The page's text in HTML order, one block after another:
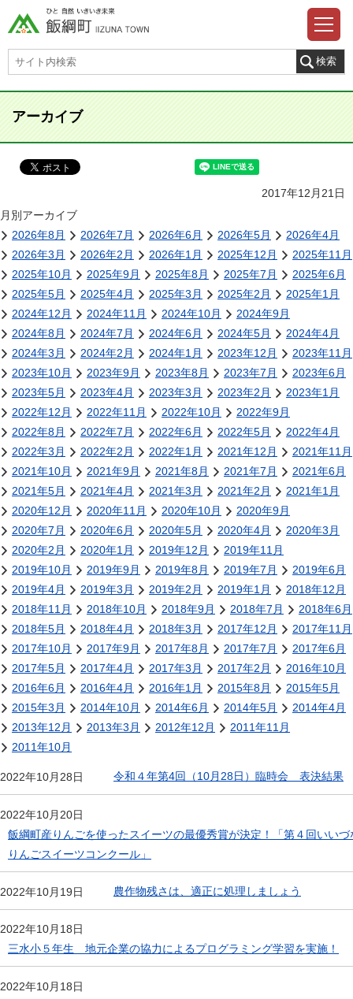
アーカイブ
2017年12月21日
月別アーカイブ
2026年8月
2026年7月 2026年6月 2026年5月
2026年4月
2026年3月
2026年2月 2026年1月 2025年12月
2025年11月
2025年10月
2025年9月 2025年8月 2025年7月
2025年6月
2025年5月
2025年4月 2025年3月 2025年2月
2025年1月
2024年12月
2024年11月 2024年10月
2024年9月
2024年8月
2024年7月 2024年6月 2024年5月
2024年4月
2024年3月
2024年2月 2024年1月 2023年12月
2023年11月
2023年10月
2023年9月 2023年8月 2023年7月
2023年6月
2023年5月
2023年4月 2023年3月 2023年2月
2023年1月
2022年12月
2022年11月 2022年10月
2022年9月
2022年8月
2022年7月 2022年6月 2022年5月
2022年4月
2022年3月
2022年2月 2022年1月 2021年12月
2021年11月
2021年10月
2021年9月 2021年8月 2021年7月
2021年6月
2021年5月
2021年4月 2021年3月 2021年2月
2021年1月
2020年12月
2020年11月 2020年10月
2020年9月
2020年7月
2020年6月 2020年5月 2020年4月
2020年3月
2020年2月
2020年1月 2019年12月
2019年11月
2019年10月
2019年9月 2019年8月 2019年7月
2019年6月
2019年4月
2019年3月 2019年2月 2019年1月
2018年12月
2018年11月
2018年10月 2018年9月 2018年7月
2018年6月
2018年5月
2018年4月 2018年3月 2017年12月
2017年11月
2017年10月
2017年9月 2017年8月 2017年7月
2017年6月
2017年5月
2017年4月 2017年3月 2017年2月
2016年10月
2016年6月
2016年4月 2016年1月 2015年8月
2015年5月
2015年3月
2014年10月 2014年6月 2014年5月
2014年4月
2013年12月
2013年3月 2012年12月
2011年11月
2011年10月
2022年10月28日 令和４年第4回（10月28日）臨時会 表決結果
2022年10月20日
飯綱町産りんごを使ったスイーツの最優秀賞が決定！「第４回いいづ
りんごスイーツコンクール」
2022年10月19日 農作物残さは、適正に処理しましょう
2022年10月18日
三水小５年生 地元企業の協力によるプログラミング学習を実施！
2022年10月18日